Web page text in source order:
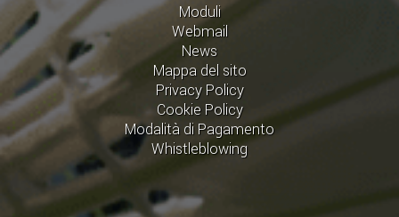
Moduli
Webmail
News
Mappa del sito
Privacy Policy
Cookie Policy
Modalità di Pagamento
Whistleblowing